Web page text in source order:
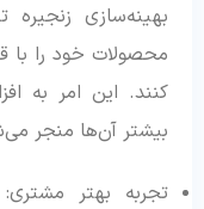
بهینه‌سازی زنجیره
محصولات خود را با
کنند. این امر به
بیشتر آن‌ها منجر
تجربه بهتر مشتری: